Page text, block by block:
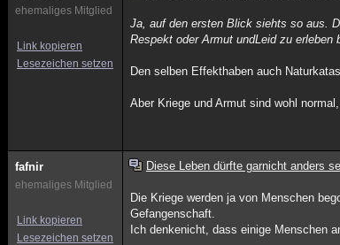
ehemaliges Mitglied
Link kopieren
Lesezeichen setzen
Ja, auf den ersten Blick siehts so aus.
Respekt oder Armut undLeid zu
Den selben Effekthaben auch
Aber Kriege und Armut sind wohl
fafnir
ehemaliges Mitglied
Link kopieren
Lesezeichen setzen
Diese Leben dürfte garnicht anders
Die Kriege werden ja von Menschen
Gefangenschaft.
Ich denkenicht, dass einige Menschen